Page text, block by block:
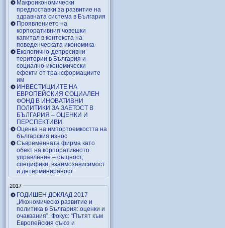
Макроикономически
предпоставки за развитие на
здравната система в България
Проявлението на
корпоративния човешки
капитал в контекста на
поведенческата икономика
Екологично-депресивни
територии в България и
социално-икономически
ефекти от трансформациите
им
ИНВЕСТИЦИИТЕ НА
ЕВРОПЕЙСКИЯ СОЦИАЛЕН
ФОНД В ИНОВАТИВНИ
ПОЛИТИКИ ЗА ЗАЕТОСТ В
БЪЛГАРИЯ – OЦЕНКИ И
ПЕРСПЕКТИВИ
Оценка на импортоемкостта на
българския износ
Съвременната фирма като
обект на корпоративното
управление – същност,
специфики, взаимозависимост
и детерминираност
2017
ГОДИШЕН ДОКЛАД 2017
„Икономическо развитие и
политика в България: оценки и
очаквания”. Фокус: “Пътят към
Европейския съюз и